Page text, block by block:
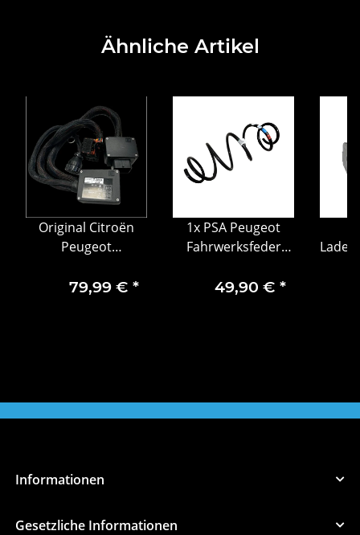
Ähnliche Artikel
Original Citroën
Peugeot
Prüfkabel
79,99 € *
1x PSA Peugeot
Fahrwerksfeder
49,90 € *
Informationen
Gesetzliche Informationen